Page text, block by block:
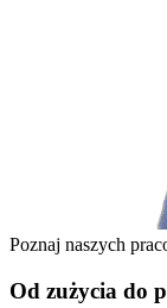
Poznaj naszych
Od zużycia do